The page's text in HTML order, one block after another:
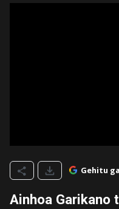
Gehitu
Ainhoa Garikano